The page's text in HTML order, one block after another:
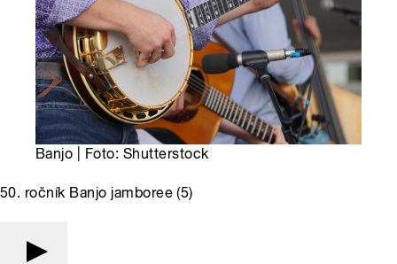
Banjo | Foto: Shutterstock
50. ročník Banjo jamboree (5)